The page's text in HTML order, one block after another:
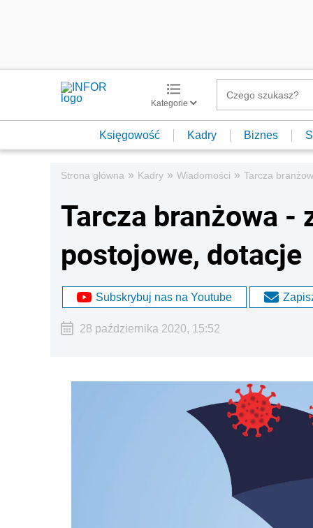
Kategorie
Księgowość Kadry Biznes
Strona główna » Kadry » Wiadomości » Tarcza
Tarcza branżowa -
postojowe, dotacje
Subskrybuj nas na Youtube
28 października 2020, 15:52